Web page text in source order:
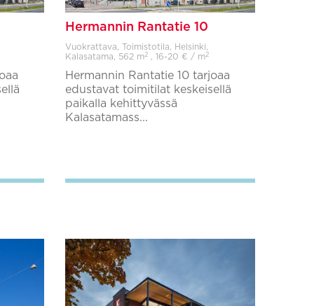
Hermannin Rantatie 10
Vuokrattava, Toimistotila, Helsinki,
Kalasatama,
562 m2, 16-20 € / m2
Hermannin Rantatie 10 tarjoaa
edustavat toimitilat keskeisellä
paikalla kehittyvässä
Kalasatamass...